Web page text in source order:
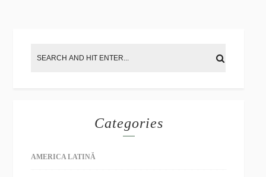
Categories
AMERICA LATINĂ